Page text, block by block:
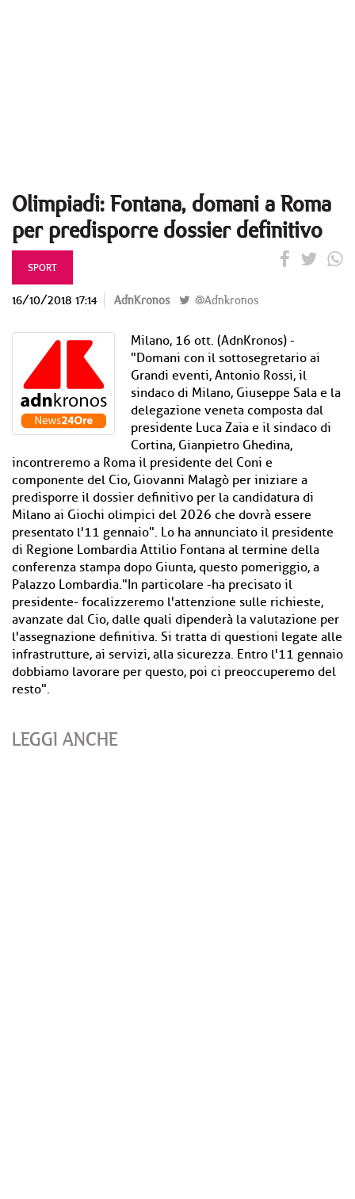
Olimpiadi: Fontana, domani a Roma
per predisporre dossier definitivo
SPORT
16/10/2018 17:14 AdnKronos @Adnkronos
Milano, 16 ott. (AdnKronos) -
"Domani con il sottosegretario ai
Grandi eventi, Antonio Rossi, il
sindaco di Milano, Giuseppe Sala e la
delegazione veneta composta dal
presidente Luca Zaia e il sindaco di
Cortina, Gianpietro Ghedina,
incontreremo a Roma il presidente del Coni e
componente del Cio, Giovanni Malagò per iniziare a
predisporre il dossier definitivo per la candidatura di
Milano ai Giochi olimpici del 2026 che dovrà essere
presentato l'11 gennaio". Lo ha annunciato il presidente
di Regione Lombardia Attilio Fontana al termine della
conferenza stampa dopo Giunta, questo pomeriggio, a
Palazzo Lombardia."In particolare -ha precisato il
presidente- focalizzeremo l'attenzione sulle richieste,
avanzate dal Cio, dalle quali dipenderà la valutazione per
l'assegnazione definitiva. Si tratta di questioni legate alle
infrastrutture, ai servizi, alla sicurezza. Entro l'11 gennaio
dobbiamo lavorare per questo, poi ci preoccuperemo del
resto".
LEGGI ANCHE